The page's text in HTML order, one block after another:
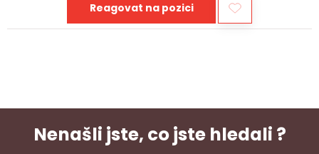
Reagovat na pozici
Nenašli jste, co jste hledali ?